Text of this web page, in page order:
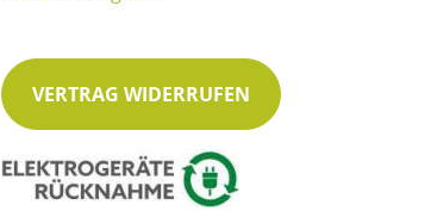
VERTRAG WIDERRUFEN